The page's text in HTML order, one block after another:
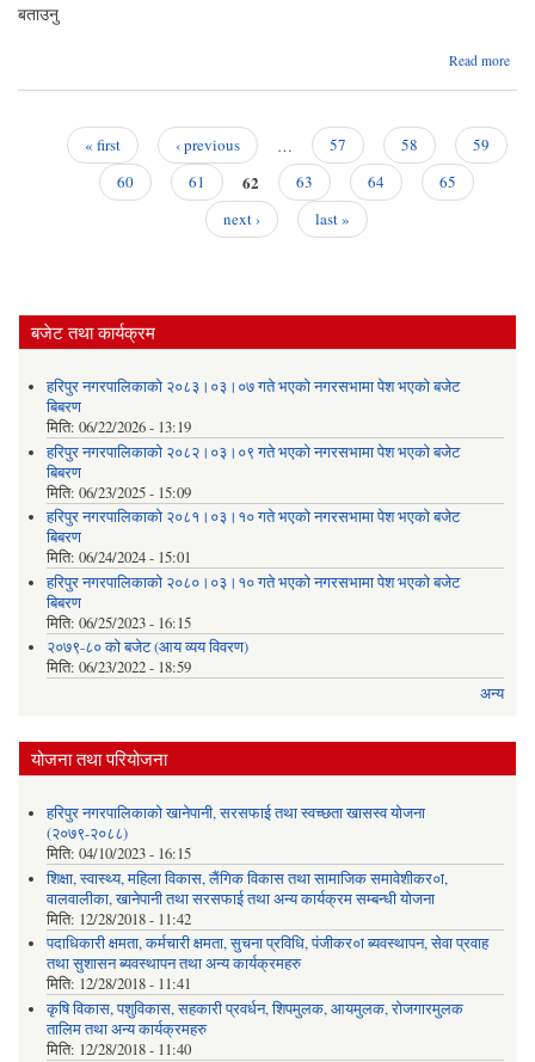
बताउनु
Read more
« first ‹ previous … 57 58
59
60
61 62 63 64
65
next ›
last »
बजेट तथा कार्यक्रम
हरिपुर नगरपालिकाको २०८३।०३।०७ गते भएको नगरसभामा पेश भएको बजेट
बिबरण
मिति: 06/22/2026 - 13:19
हरिपुर नगरपालिकाको २०८२।०३।०९ गते भएको नगरसभामा पेश भएको बजेट
बिबरण
मिति: 06/23/2025 - 15:09
हरिपुर नगरपालिकाको २०८१।०३।१० गते भएको नगरसभामा पेश भएको बजेट
बिबरण
मिति: 06/24/2024 - 15:01
हरिपुर नगरपालिकाको २०८०।०३।१० गते भएको नगरसभामा पेश भएको बजेट
बिबरण
मिति: 06/25/2023 - 16:15
२०७९-८० को बजेट (आय व्यय विवरण)
मिति: 06/23/2022 - 18:59
अन्य
योजना तथा परियोजना
हरिपुर नगरपालिकाको खानेपानी, सरसफाई तथा स्वच्छता खासस्व योजना
(२०७९-२०८८)
मिति: 04/10/2023 - 16:15
शिक्षा, स्वास्थ्य, महिला विकास, लैंगिक विकास तथा सामाजिक समावेशीकर०ा,
वालवालीका, खानेपानी तथा सरसफाई तथा अन्य कार्यक्रम सम्बन्धी योजना
मिति: 12/28/2018 - 11:42
पदाधिकारी क्षमता, कर्मचारी क्षमता, सुचना प्रविधि, पंजीकर०ा ब्यवस्थापन, सेवा प्रवाह
तथा सुशासन ब्यवस्थापन तथा अन्य कार्यक्रमहरु
मिति: 12/28/2018 - 11:41
कृषि विकास, पशुविकास, सहकारी प्रवर्धन, शिपमुलक, आयमुलक, रोजगारमुलक
तालिम तथा अन्य कार्यक्रमहरु
मिति: 12/28/2018 - 11:40